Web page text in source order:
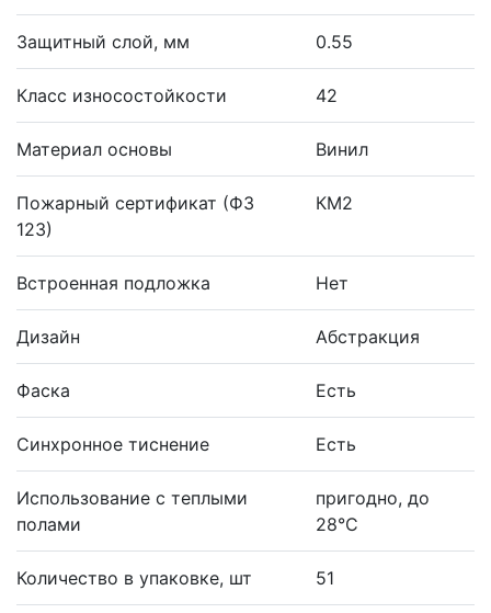
Защитный слой, мм 0.55
Класс износостойкости 42
Материал основы Винил
Пожарный сертификат (ФЗ
123)
КМ2
Встроенная подложка Нет
Дизайн Абстракция
Фаска Есть
Синхронное тиснение Есть
Использование с теплыми
полами
пригодно, до
28°С
Количество в упаковке, шт 51